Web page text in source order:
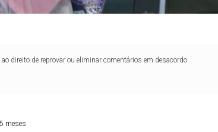
direito de reprovar ou eliminar comentários em desacordo
meses